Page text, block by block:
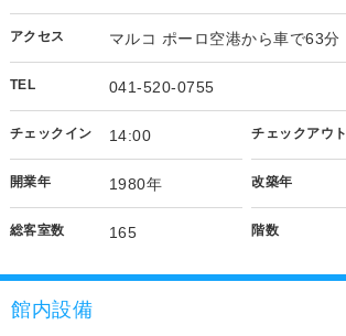
アクセス マルコ ポーロ空港から車で63分
TEL 041-520-0755
チェックイン 14:00 チェックアウト
開業年 1980年 改築年
総客室数 165 階数
館内設備